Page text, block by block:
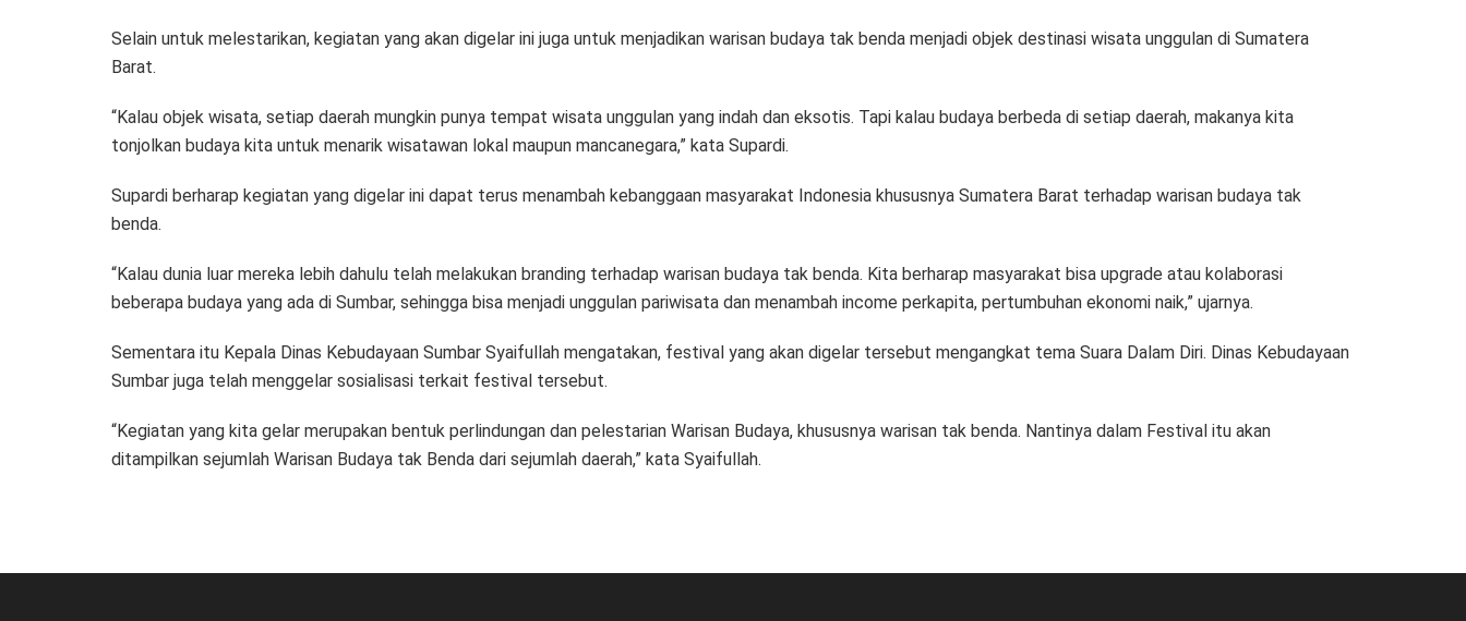
Selain untuk melestarikan, kegiatan yang akan digelar ini juga untuk menjadikan warisan budaya tak benda menjadi objek destinasi wisata unggulan di Sumatera
Barat.
“Kalau objek wisata, setiap daerah mungkin punya tempat wisata unggulan yang indah dan eksotis. Tapi kalau budaya berbeda di setiap daerah, makanya kita
tonjolkan budaya kita untuk menarik wisatawan lokal maupun mancanegara,” kata Supardi.
Supardi berharap kegiatan yang digelar ini dapat terus menambah kebanggaan masyarakat Indonesia khususnya Sumatera Barat terhadap warisan budaya tak
benda.
“Kalau dunia luar mereka lebih dahulu telah melakukan branding terhadap warisan budaya tak benda. Kita berharap masyarakat bisa upgrade atau kolaborasi
beberapa budaya yang ada di Sumbar, sehingga bisa menjadi unggulan pariwisata dan menambah income perkapita, pertumbuhan ekonomi naik,” ujarnya.
Sementara itu Kepala Dinas Kebudayaan Sumbar Syaifullah mengatakan, festival yang akan digelar tersebut mengangkat tema Suara Dalam Diri. Dinas Kebudayaan
Sumbar juga telah menggelar sosialisasi terkait festival tersebut.
“Kegiatan yang kita gelar merupakan bentuk perlindungan dan pelestarian Warisan Budaya, khususnya warisan tak benda. Nantinya dalam Festival itu akan
ditampilkan sejumlah Warisan Budaya tak Benda dari sejumlah daerah,” kata Syaifullah.